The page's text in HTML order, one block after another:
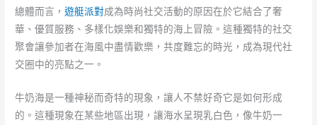
總體而言，遊艇派對成為時尚社交活動的原因在於它結合了奢
華、優質服務、多樣化娛樂和獨特的海上冒險。這種獨特的社交
聚會讓參加者在海風中盡情歡樂，共度難忘的時光，成為現代社
交圈中的亮點之一。
牛奶海是一種神秘而奇特的現象，讓人不禁好奇它是如何形成
的。這種現象在某些地區出現，讓海水呈現乳白色，像牛奶一